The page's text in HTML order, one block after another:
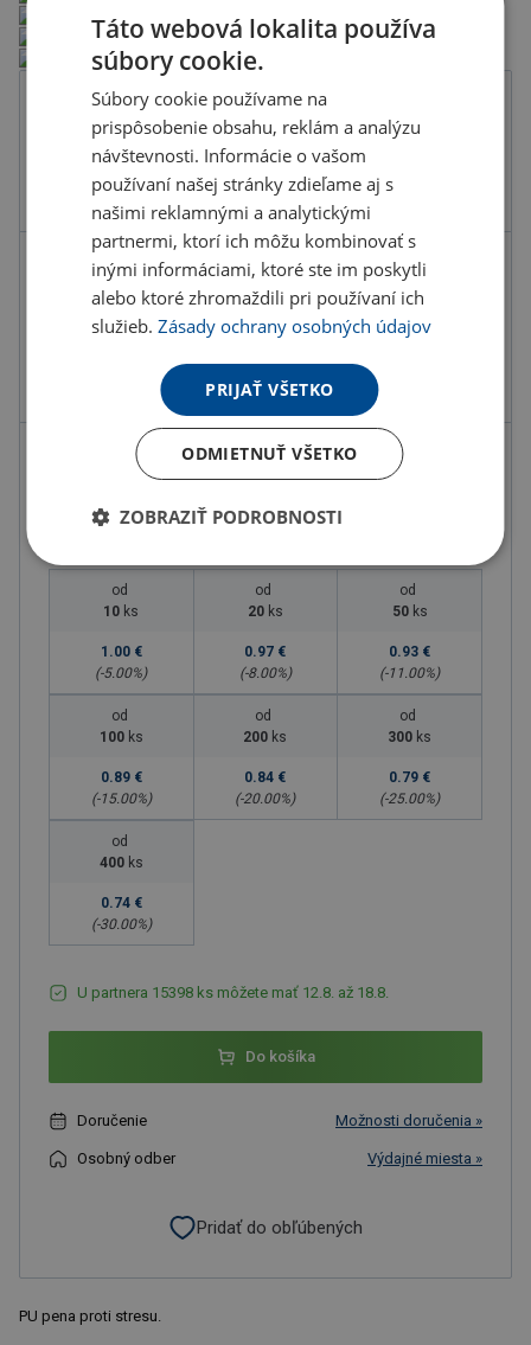
Farba
Kód produktu F6801700PK2
ks
od
10 ks
1.00 €
(-5.00%)
od
20 ks
0.97 €
(-8.00%)
od
50 ks
0.93 €
(-11.00%)
od
100 ks
0.89 €
(-15.00%)
od
200 ks
0.84 €
(-20.00%)
od
300 ks
0.79 €
(-25.00%)
od
400 ks
0.74 €
(-30.00%)
U partnera 15398 ks môžete mať 12.8. až 18.8.
Do košíka
Doručenie Možnosti doručenia »
Osobný odber Výdajné miesta »
Pridať do obľúbených
PU pena proti stresu.
Táto webová lokalita používa
súbory cookie.
Súbory cookie používame na
prispôsobenie obsahu, reklám a analýzu
návštevnosti. Informácie o vašom
používaní našej stránky zdieľame aj s
našimi reklamnými a analytickými
partnermi, ktorí ich môžu kombinovať s
inými informáciami, ktoré ste im poskytli
alebo ktoré zhromaždili pri používaní ich
služieb.Zásady ochrany osobných údajov
PRIJAŤ VŠETKO
ODMIETNUŤ VŠETKO
ZOBRAZIŤ PODROBNOSTI